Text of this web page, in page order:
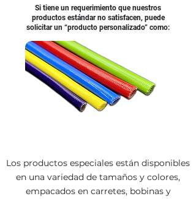
Si tiene un requerimiento que nuestros
productos estándar no satisfacen, puede
solicitar un “producto personalizado” como:
Los productos especiales están disponibles
en una variedad de tamaños y colores,
empacados en carretes, bobinas y